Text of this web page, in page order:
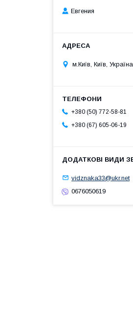
Евгения
м.Київ, Київ, Україна
+380 (50) 772-58-81
+380 (67) 605-06-19
vidznaka33@ukr.net
0676050619